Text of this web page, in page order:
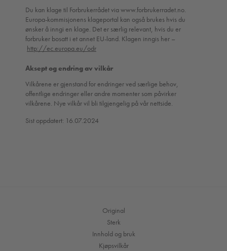
Du kan klage til Forbrukerrådet via www.forbrukerradet.no.
Europa-kommisjonens klageportal kan også brukes hvis du
ønsker å inngi en klage. Det er særlig relevant, hvis du er
forbruker bosatt i et annet EU-land. Klagen inngis her –
http://ec.europa.eu/odr
Aksept og endring av vilkår
Vilkårene er gjenstand for endringer ved særlige behov,
offentlige endringer eller andre momenter som påvirker
vilkårene. Nye vilkår vil bli tilgjengelig på vår nettside.
Sist oppdatert: 16.07.2024
Original
Sterk
Innhold og bruk
Kjøpsvilkår